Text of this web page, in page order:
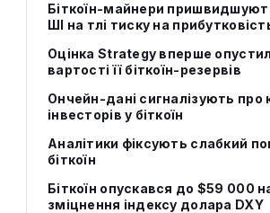
Біткоїн-майнери
ШІ на тлі тиску на
Оцінка Strategy вперше
вартості її біткоїн-резервів
Ончейн-дані сигналізують про
інвесторів у біткоїн
Аналітики фіксують слабкий
біткоїн
Біткоїн опускався до $59 000
зміцнення індексу долара DXY